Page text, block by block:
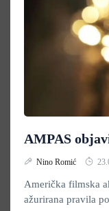
AMPAS
Nino Romić
Američka filmska
ažurirana pravila